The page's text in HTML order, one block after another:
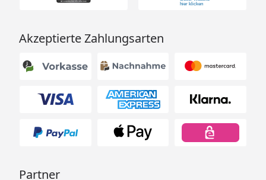
Akzeptierte Zahlungsarten
Partner